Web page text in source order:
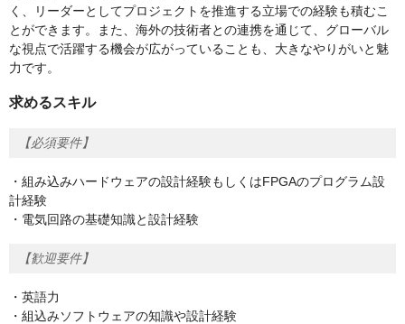
く、リーダーとしてプロジェクトを推進する立場での経験も積むこ
とができます。また、海外の技術者との連携を通じて、グローバル
な視点で活躍する機会が広がっていることも、大きなやりがいと魅
力です。
求めるスキル
【必須要件】
・組み込みハードウェアの設計経験もしくはFPGAのプログラム設
計経験
・電気回路の基礎知識と設計経験
【歓迎要件】
・英語力
・組込みソフトウェアの知識や設計経験